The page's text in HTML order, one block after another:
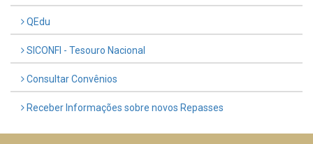
QEdu
SICONFI - Tesouro Nacional
Consultar Convênios
Receber Informações sobre novos Repasses